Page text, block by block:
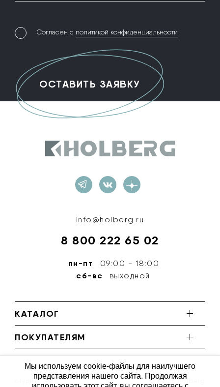
Согласен с политикой конфиденциальности
info@holberg.ru
8 800 222 65 02
пн-пт 09:00 - 18:00
сб-вс выходной
КАТАЛОГ
ПОКУПАТЕЛЯМ
студия ''КИТ'' © 2026 Holberg
Мы используем cookie-файлы для наилучшего
представления нашего сайта. Продолжая